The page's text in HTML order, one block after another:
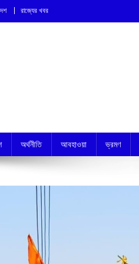
রাজ্যের খবর
অর্থনীতি আবহাওয়া ভ্রমণ